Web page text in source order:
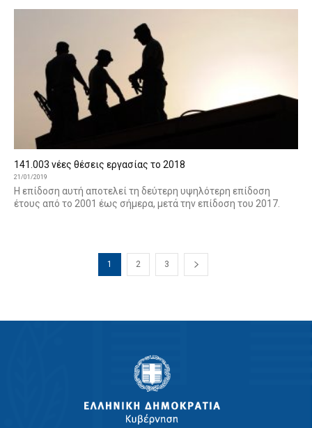
141.003 νέες θέσεις εργασίας το 2018
21/01/2019
Η επίδοση αυτή αποτελεί τη δεύτερη υψηλότερη επίδοση
έτους από το 2001 έως σήμερα, μετά την επίδοση του 2017.
1 2 3